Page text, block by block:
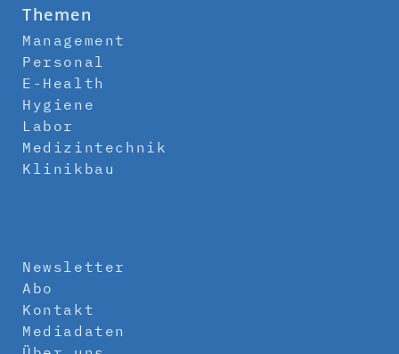
Themen
Management
Personal
E-Health
Hygiene
Labor
Medizintechnik
Klinikbau
Newsletter
Abo
Kontakt
Mediadaten